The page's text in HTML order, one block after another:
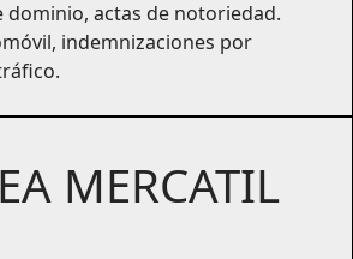
dominio, actas de notoriedad.
indemnizaciones por
MERCATIL